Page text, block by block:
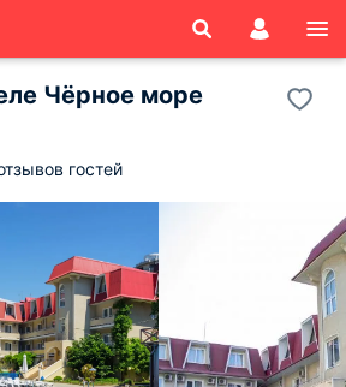
Чёрное море
гостей